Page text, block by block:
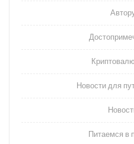
Новости для
Питаемся в